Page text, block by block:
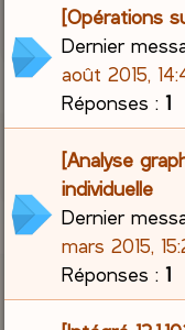
[Opérations
Dernier
août 2015,
Réponses :1
[Analyse
individuelle
Dernier
mars 2015,
Réponses :1